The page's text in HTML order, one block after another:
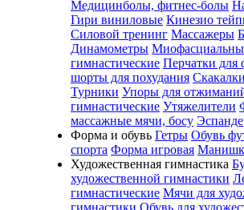
Медицинболы, фитнес-болы
Гири виниловые Кинезио
Силовой тренинг Массажеры
Динамометры
гимнастические Перчатки для
шорты для похудания Скакалки
Турники Упоры для
гимнастические Утяжелители
массажные мячи, босу
Форма и обувь Гетры Обувь
спорта Форма игровая
Художественная гимнастика
художественной гимнастики
гимнастические Мячи для
гимнастики Обувь для